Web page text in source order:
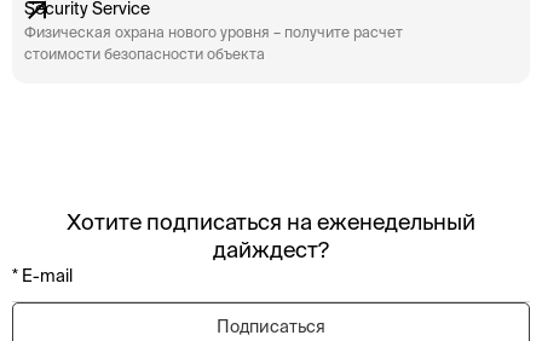
Security Service
Физическая охрана нового уровня – получите расчет
стоимости безопасности объекта
Хотите подписаться на еженедельный
дайждест?